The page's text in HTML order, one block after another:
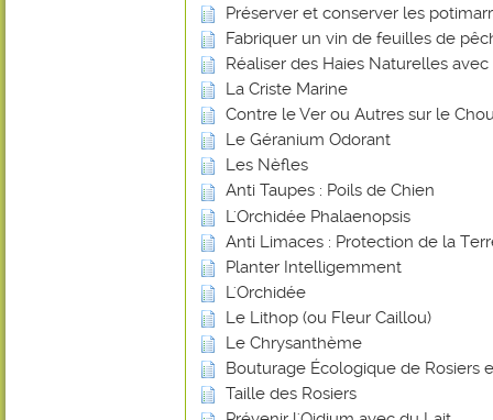
Préserver et conserver les
Fabriquer un vin de feuilles de
Réaliser des Haies Naturelles
La Criste Marine
Contre le Ver ou Autres sur le
Le Géranium Odorant
Les Nèfles
Anti Taupes : Poils de Chien
L'Orchidée Phalaenopsis
Anti Limaces : Protection de la
Planter Intelligemment
L'Orchidée
Le Lithop (ou Fleur Caillou)
Le Chrysanthème
Bouturage Écologique de Rosiers
Taille des Rosiers